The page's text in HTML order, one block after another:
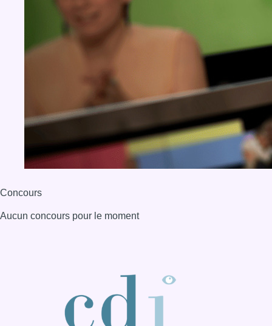
Concours
Aucun concours pour le moment